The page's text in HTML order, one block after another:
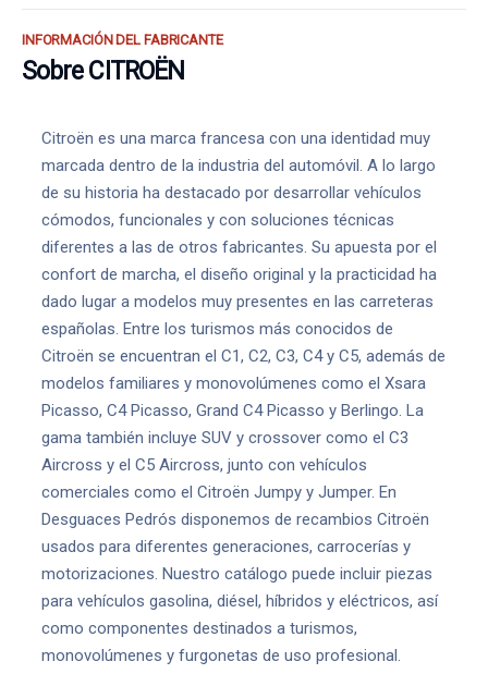
INFORMACIÓN DEL FABRICANTE
Sobre CITROËN
Citroën es una marca francesa con una identidad muy
marcada dentro de la industria del automóvil. A lo largo
de su historia ha destacado por desarrollar vehículos
cómodos, funcionales y con soluciones técnicas
diferentes a las de otros fabricantes. Su apuesta por el
confort de marcha, el diseño original y la practicidad ha
dado lugar a modelos muy presentes en las carreteras
españolas. Entre los turismos más conocidos de
Citroën se encuentran el C1, C2, C3, C4 y C5, además de
modelos familiares y monovolúmenes como el Xsara
Picasso, C4 Picasso, Grand C4 Picasso y Berlingo. La
gama también incluye SUV y crossover como el C3
Aircross y el C5 Aircross, junto con vehículos
comerciales como el Citroën Jumpy y Jumper. En
Desguaces Pedrós disponemos de recambios Citroën
usados para diferentes generaciones, carrocerías y
motorizaciones. Nuestro catálogo puede incluir piezas
para vehículos gasolina, diésel, híbridos y eléctricos, así
como componentes destinados a turismos,
monovolúmenes y furgonetas de uso profesional.